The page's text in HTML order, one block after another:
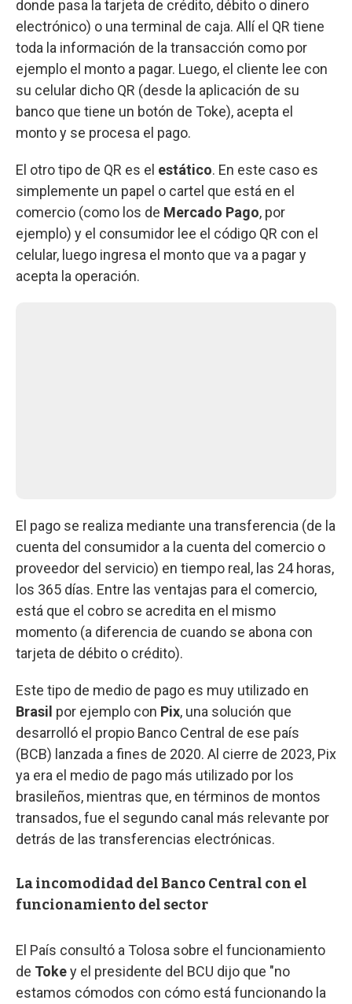
donde pasa la tarjeta de crédito, débito o dinero
electrónico) o una terminal de caja. Allí el QR tiene
toda la información de la transacción como por
ejemplo el monto a pagar. Luego, el cliente lee con
su celular dicho QR (desde la aplicación de su
banco que tiene un botón de Toke), acepta el
monto y se procesa el pago.
El otro tipo de QR es el estático. En este caso es
simplemente un papel o cartel que está en el
comercio (como los de Mercado Pago, por
ejemplo) y el consumidor lee el código QR con el
celular, luego ingresa el monto que va a pagar y
acepta la operación.
El pago se realiza mediante una transferencia (de la
cuenta del consumidor a la cuenta del comercio o
proveedor del servicio) en tiempo real, las 24 horas,
los 365 días. Entre las ventajas para el comercio,
está que el cobro se acredita en el mismo
momento (a diferencia de cuando se abona con
tarjeta de débito o crédito).
Este tipo de medio de pago es muy utilizado en
Brasil por ejemplo con Pix, una solución que
desarrolló el propio Banco Central de ese país
(BCB) lanzada a fines de 2020. Al cierre de 2023, Pix
ya era el medio de pago más utilizado por los
brasileños, mientras que, en términos de montos
transados, fue el segundo canal más relevante por
detrás de las transferencias electrónicas.
La incomodidad del Banco Central con el
funcionamiento del sector
El País consultó a Tolosa sobre el funcionamiento
de Tokey el presidente del BCU dijo que "no
estamos cómodos con cómo está funcionando la